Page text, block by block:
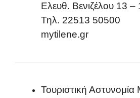
Ελευθ. Βενιζέλου 13 –
Τηλ. 22513 50500
mytilene.gr
Τουριστική Αστυνομία